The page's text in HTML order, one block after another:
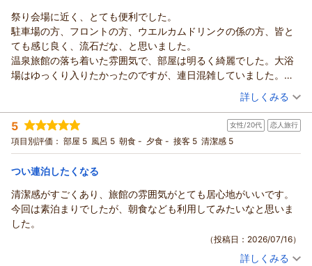
を心より愉しみにお待ち申し上げます。
ONSEN RYOKAN 由縁 札幌 宿泊マネージャー
ONSEN RYOKAN 由縁 札幌からの返信
ねこねこ様
この度は、ONSEN RYOKAN 由縁 札幌にご滞在いただき、誠に
ありがとうございます。また、当館の大浴場や設え、ウェルカ
ムドリンクサービスに関しまして、多くのお褒めのご意見を頂
戴しましたこと、心より御礼申し上げます。お寄せいただきま
した心温まるお言葉に、従業員一同大変嬉しく光栄に存じま
す。
当館の季節湯は、毎月期間限定で開催しており、月ごとに異な
る素材を使用しております。その時季に旬を迎えるものや、館
内の室礼に合わせたものを取り入れ、四季の趣を感じていただ
非季節を変えてご利用いただき、その季節ならではの湯をお愉
しみいただけますと幸いでございます。
末筆ではございますが、この度は温かく身に余る口コミをご投
稿いただき、誠にありがとうございます。またのご来館を心よ
祭り会場に近く、とても便利でした。
駐車場の方、フロントの方、ウエルカムドリンクの係の方、皆と
ても感じ良く、流石だな、と思いました。
温泉旅館の落ち着いた雰囲気で、部屋は明るく綺麗でした。大浴
場はゆっくり入りたかったのですが、連日混雑していました。浴
場はもちろんの事、脱衣場も混雑していてちょっと疲れました。
きっと早い時間なら、混み合う事なくゆっくり入れるのではない
かと思います。
部屋の窓から眺めも良く、綺麗で静かで良かったので、機会があ
ればまた利用したいと思います。
（投稿日：2026/07/17）
宿泊時期： 2026年06月宿泊 (夫婦旅行)
投稿者： Rocochanさん
宿泊プラン： じゃらん限定【連泊割】＜2連泊以上の滞在でお得＞事前カー
ド決済◆由縁札幌連泊プラン◆素泊まり
ツイン 食事なし
宿泊価格帯： 11,001～12,000円(大人一人あたり/税込)
ONSEN RYOKAN 由縁 札幌からの返信
Rocochan様
この度はONSEN RYOKAN 由縁 札幌をご利用いただき、誠にあ
当館の立地や客室、また従業員につきましてもお褒めのお言葉
詳しくみる
5 女性/20代 恋人旅行
項目別評価： 部屋 5 風呂 5 朝食 - 夕食 - 接客 5 清潔感 5
つい連泊したくなる
清潔感がすごくあり、旅館の雰囲気がとても居心地がいいです。
今回は素泊まりでしたが、朝食なども利用してみたいなと思いま
した。
（投稿日：2026/07/16）
詳しくみる